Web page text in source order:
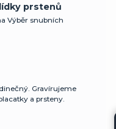
prstenů
Výběr snubních
Gravírujeme
a prsteny.